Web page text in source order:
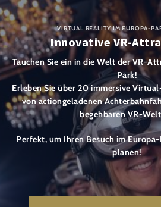
VIRTUAL REALITY IM EUROPA-
Innovative VR-
Tauchen Sie ein in die Welt derVR-
Park!
Erleben Sie über 20 immersive
von actiongeladenen
begehbaren VR-
Perfekt, um Ihren Besuch im
planen!